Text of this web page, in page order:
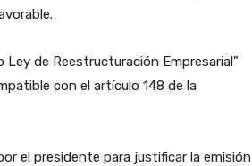
de Reestructuración Empresarial”
con el artículo 148 de la
el presidente para justificar la emisión